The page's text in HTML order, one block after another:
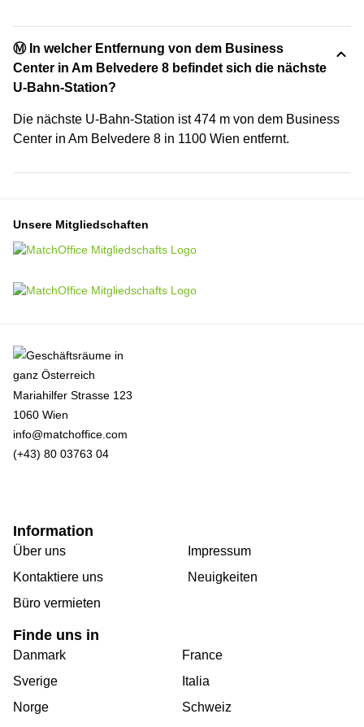
Ⓜ️ In welcher Entfernung von dem Business
Center in Am Belvedere 8 befindet sich die nächste
U-Bahn-Station?
Die nächste U-Bahn-Station ist 474 m von dem Business
Center in Am Belvedere 8 in 1100 Wien entfernt.
Unsere Mitgliedschaften
Mariahilfer Strasse 123
1060 Wien
info@matchoffice.com
(+43) 80 03763 04
Information
Über uns
Kontaktiere uns
Büro vermieten
Impressum
Neuigkeiten
Finde uns in
Danmark
Sverige
Norge
France
Italia
Schweiz